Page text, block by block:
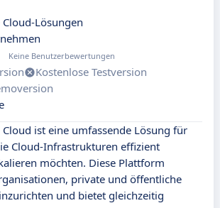
Lösungen
Keine Benutzerbewertungen
Kostenlose Testversion
Cloud ist eine umfassende Lösung für
Cloud-Infrastrukturen effizient
möchten. Diese Plattform
private und öffentliche
und bietet gleichzeitig